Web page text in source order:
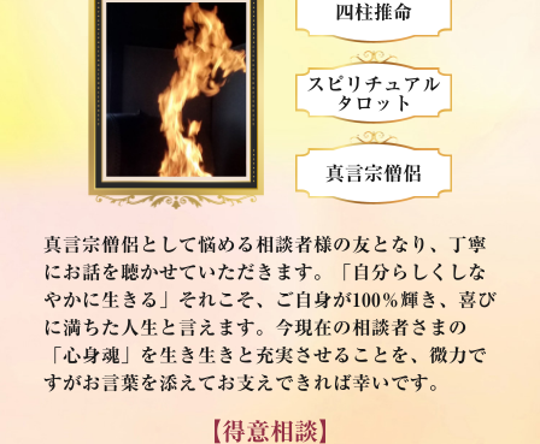
四柱推命
スピリチュアル
タロット
真言宗僧侶
真言宗僧侶として悩める相談者様の友となり、丁寧
にお話を聴かせていただきます。「自分らしくしな
やかに生きる」それこそ、ご自身が100％輝き、喜び
に満ちた人生と言えます。今現在の相談者さまの
「心身魂」を生き生きと充実させることを、微力で
すがお言葉を添えてお支えできれば幸いです。
【得意相談】